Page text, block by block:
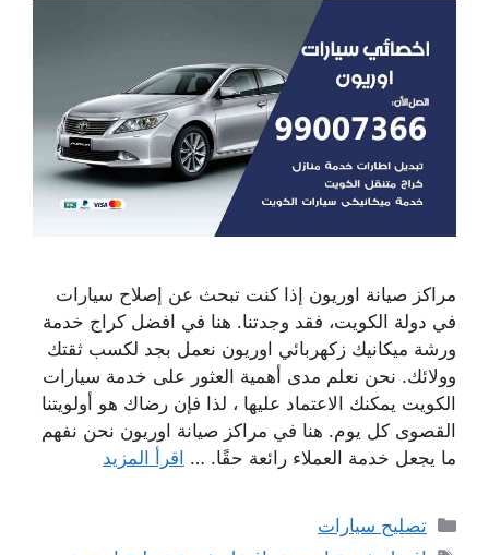
مراكز صيانة اوريون إذا كنت تبحث عن إصلاح سيارات
في دولة الكويت، فقد وجدتنا. هنا في افضل كراج خدمة
ورشة ميكانيك زكهربائي اوريون نعمل بجد لكسب ثقتك
وولائك. نحن نعلم مدى أهمية العثور على خدمة سيارات
الكويت يمكنك الاعتماد عليها ، لذا فإن رضاك ​​هو أولويتنا
القصوى كل يوم. هنا في مراكز صيانة اوريون نحن نفهم
ما يجعل خدمة العملاء رائعة حقًا. … اقرأ المزيد
التصنيفات
تصليح سيارات